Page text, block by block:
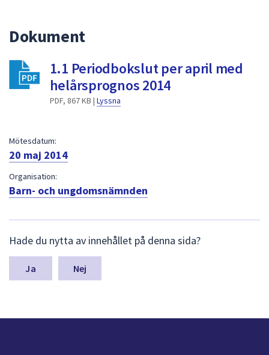
för
Dokument
1.1 Periodbokslut per april med
helårsprognos 2014
PDF, 867 KB | Lyssna
Mötesdatum:
20 maj 2014
Organisation:
Barn- och ungdomsnämnden
ä
m
a
n
Hade du nytta av innehållet på denna sida?
Nej